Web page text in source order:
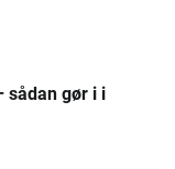
sådan gør i i